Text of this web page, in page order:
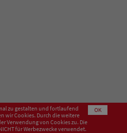
zu gestalten und fortlaufend
wir Cookies. Durch die weitere
Verwendung von Cookies zu. Die
für Werbezwecke verwendet.
OK